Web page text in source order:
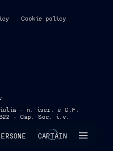
CAPTAIN
Cookie policy
Giulia - n. iscr. e C.F.
- Cap. Soc. i.v.